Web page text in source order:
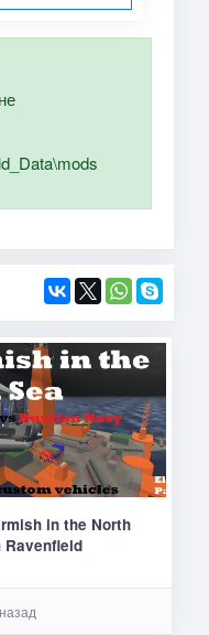
in the North
Ravenfield